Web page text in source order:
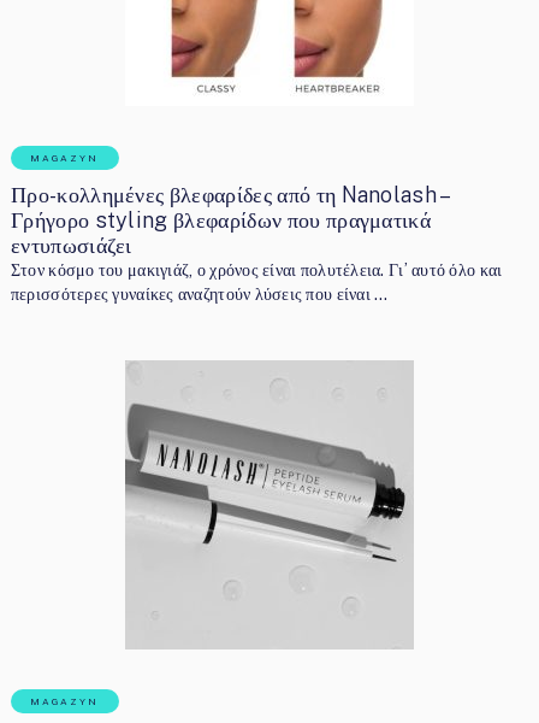
MAGAZYN
Προ-κολλημένες βλεφαρίδες από τη Nanolash –
Γρήγορο styling βλεφαρίδων που πραγματικά
εντυπωσιάζει
Στον κόσμο του μακιγιάζ, ο χρόνος είναι πολυτέλεια. Γι’ αυτό όλο και
περισσότερες γυναίκες αναζητούν λύσεις που είναι …
MAGAZYN